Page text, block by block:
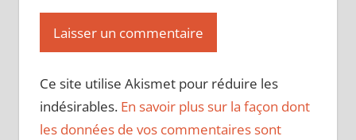
Ce site utilise Akismet pour réduire les
indésirables. En savoir plus sur la façon dont
les données de vos commentaires sont